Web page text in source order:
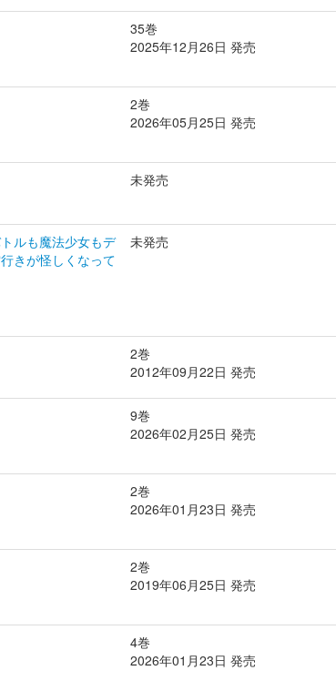
35巻
2025年12月26日 発売
2巻
2026年05月25日 発売
未発売
ルも魔法少女もデ
きが怪しくなって
未発売
2巻
2012年09月22日 発売
9巻
2026年02月25日 発売
2巻
2026年01月23日 発売
2巻
2019年06月25日 発売
4巻
2026年01月23日 発売